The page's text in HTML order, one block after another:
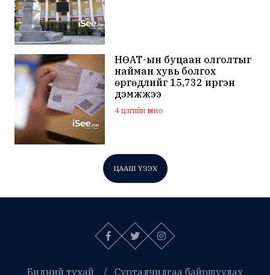
НӨАТ-ын буцаан олголтыг
найман хувь болгох
өргөдлийг 15,732 иргэн
дэмжжээ
4 цагийн өмнө
ЦААШ ҮЗЭХ
Бидний тухай Сурталчилгаа байршуулах